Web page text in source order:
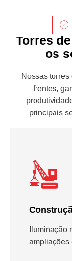
Torres
os
Nossas
frentes,
principais
Iluminação
ampliações